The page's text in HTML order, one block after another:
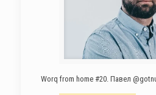
Worq from home #20. Павел